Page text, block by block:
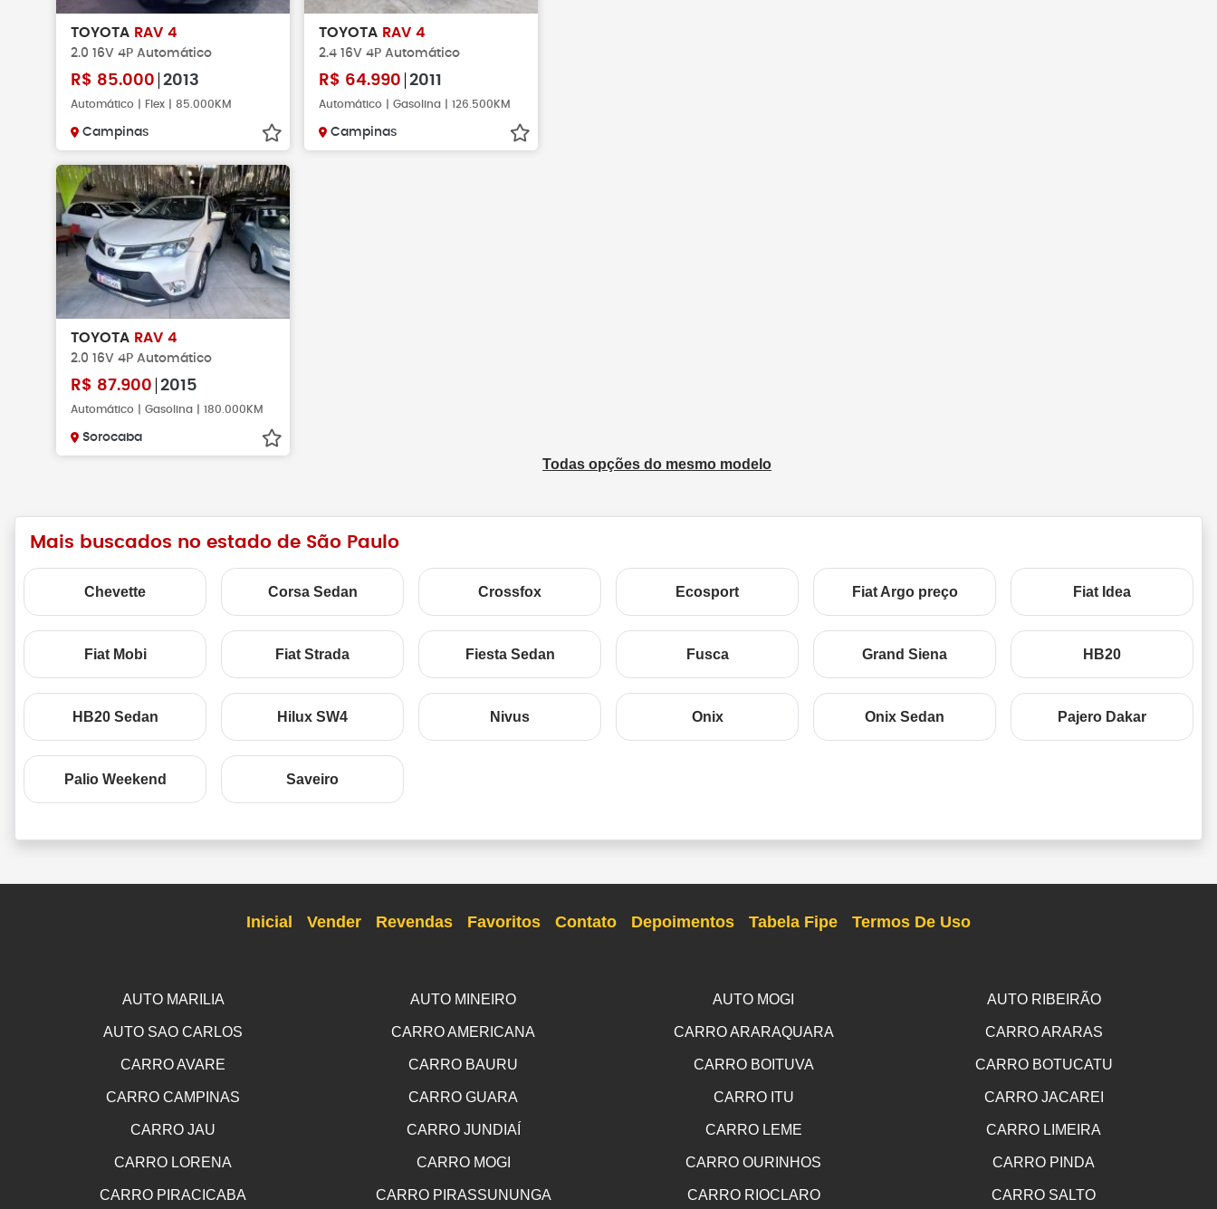
TOYOTA RAV 4
2.0 16V 4P Automático
R$ 85.000 2013
Automático | Flex | 85.000KM
Campinas
TOYOTA RAV 4
2.4 16V 4P Automático
R$ 64.990 2011
Automático | Gasolina | 126.500KM
Campinas
TOYOTA RAV 4
2.0 16V 4P Automático
R$ 87.900 2015
Automático | Gasolina | 180.000KM
Sorocaba
Todas opções do mesmo modelo
Mais buscados no estado de São Paulo
Chevette Corsa Sedan Crossfox Ecosport Fiat Argo preço Fiat Idea
Fiat Mobi Fiat Strada Fiesta Sedan Fusca Grand Siena HB20
HB20 Sedan Hilux SW4 Nivus Onix Onix Sedan Pajero Dakar
Palio Weekend Saveiro
Inicial Vender Revendas Favoritos Contato Depoimentos Tabela Fipe Termos De Uso
AUTO MARILIA AUTO MINEIRO AUTO MOGI AUTO RIBEIRÃO
AUTO SAO CARLOS CARRO AMERICANA CARRO ARARAQUARA CARRO ARARAS
CARRO AVARE CARRO BAURU CARRO BOITUVA CARRO BOTUCATU
CARRO CAMPINAS CARRO GUARA CARRO ITU CARRO JACAREI
CARRO JAU CARRO JUNDIAÍ CARRO LEME CARRO LIMEIRA
CARRO LORENA CARRO MOGI CARRO OURINHOS CARRO PINDA
CARRO PIRACICABA CARRO PIRASSUNUNGA CARRO RIOCLARO CARRO SALTO